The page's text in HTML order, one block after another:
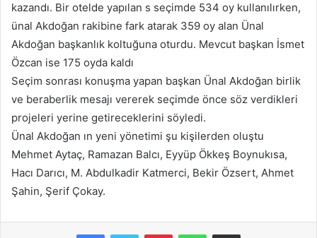
kazandı. Bir otelde yapılan s seçimde 534 oy kullanılırken,
ünal Akdoğan rakibine fark atarak 359 oy alan Ünal
Akdoğan başkanlık koltuğuna oturdu. Mevcut başkan İsmet
Özcan ise 175 oyda kaldı
Seçim sonrası konuşma yapan başkan Ünal Akdoğan birlik
ve beraberlik mesajı vererek seçimde önce söz verdikleri
projeleri yerine getireceklerini söyledi.
Ünal Akdoğan ın yeni yönetimi şu kişilerden oluştu
Mehmet Aytaç, Ramazan Balcı, Eyyüp Ökkeş Boynukısa,
Hacı Darıcı, M. Abdulkadir Katmerci, Bekir Özsert, Ahmet
Şahin, Şerif Çokay.
FacebookTwitter PinterestWhatsAppE-Posta ile paylaş